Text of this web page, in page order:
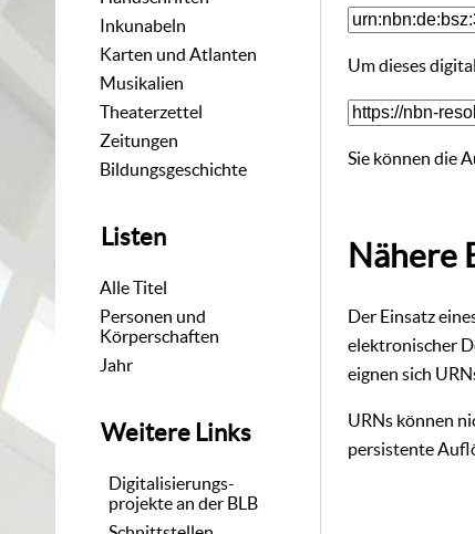
Inkunabeln
Karten und Atlanten
Musikalien
Theaterzettel
Zeitungen
Bildungsgeschichte
Listen
Alle Titel
Personen und
Körperschaften
Jahr
Weitere Links
Digitalisierungs-
projekte an der BLB
Um dieses
Sie können die
Nähere
Der Einsatz
elektronischer
eignen sich
URNs können
persistente